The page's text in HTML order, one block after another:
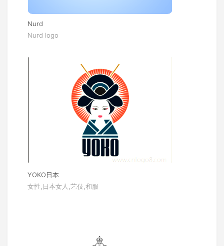
Nurd
Nurd logo
YOKO日本
女性,日本女人,艺伎,和服